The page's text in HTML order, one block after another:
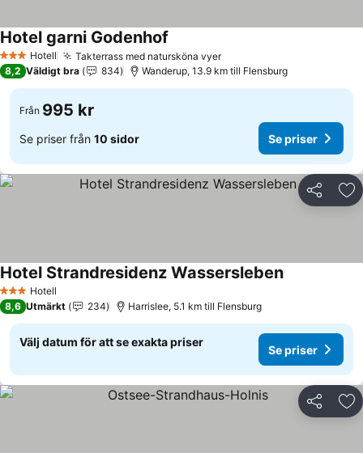
3 StjärnorHotell Takterrass med natursköna vyer
Hotel garni Godenhof
8,2 Väldigt bra 834 Wanderup, 13.9 km till Flensburg
Från 995 kr
Se priser från 10 sidor Se priser
Dela
3 StjärnorHotell
Hotel Strandresidenz Wassersleben
8,6 Utmärkt 234 Harrislee, 5.1 km till Flensburg
Välj datum för att se exakta priser
Se priser
Dela